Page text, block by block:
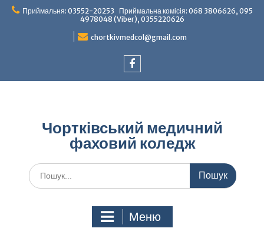
ПерейтиПриймальня: 03552-20253 Приймальна комісія: 068 3806626, 095
4978048 (Viber), 0355220626
chortkivmedcol@gmail.com
Чортківський медичний
фаховий коледж
Шукати:
Меню